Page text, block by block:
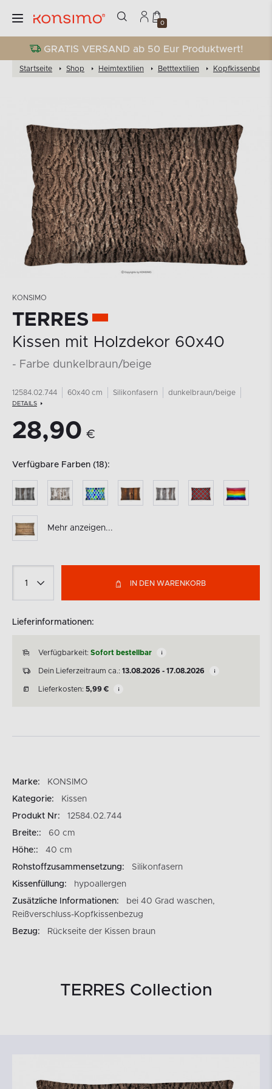
0
GRATIS VERSAND ab 50 Eur Produktwert!
Startseite Shop Heimtextilien Betttextilien
KONSIMO
TERRES
Kissen mit Holzdekor 60x40
- Farbe dunkelbraun/beige
12584.02.744 60x40 cm Silikonfasern dunkelbraun/beige
DETAILS
28,90 €
Verfügbare Farben (18):
Mehr anzeigen...
IN DEN WARENKORB
Lieferinformationen:
Verfügbarkeit: Sofort bestellbar
Dein Lieferzeitraum ca.: 13.08.2026 - 17.08.2026
Lieferkosten: 5,99 €
Marke:
KONSIMO
Kategorie:
Kissen
Produkt Nr:
12584.02.744
Breite::
60 cm
Höhe::
40 cm
Rohstoffzusammensetzung:
Silikonfasern
Kissenfüllung:
hypoallergen
Zusätzliche Informationen:
bei 40 Grad waschen,
Reißverschluss-Kopfkissenbezug
Bezug:
Rückseite der Kissen braun
TERRES Collection